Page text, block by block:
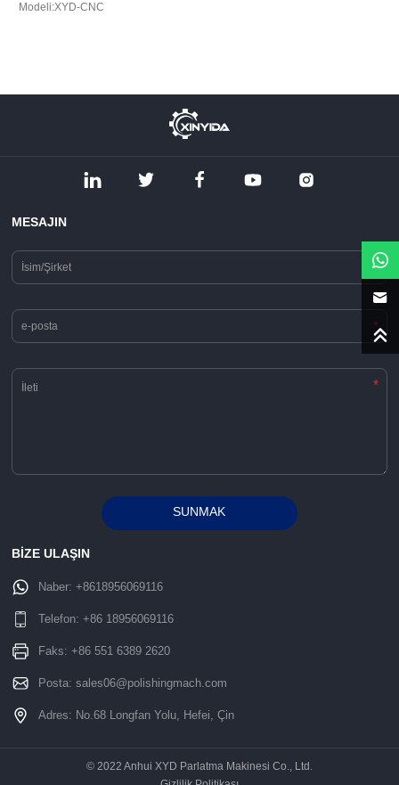
Modeli:XYD-CNC
MESAJIN
*
*
SUNMAK
BİZE ULAŞIN
Naber:+8618956069116
Telefon:+86 18956069116
Faks: +86 551 6389 2620
Posta:sales06@polishingmach.com
Adres: No.68 Longfan Yolu, Hefei, Çin
© 2022 Anhui XYD Parlatma Makinesi Co., Ltd.